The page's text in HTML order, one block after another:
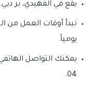
يقع في الفهيدي، بر دبي.
يومياً.
04.